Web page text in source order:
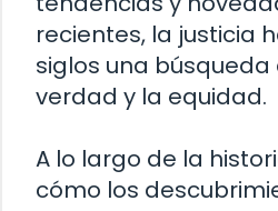
recientes, la justicia
siglos una
verdad y la equidad.
A lo largo de la
cómo los